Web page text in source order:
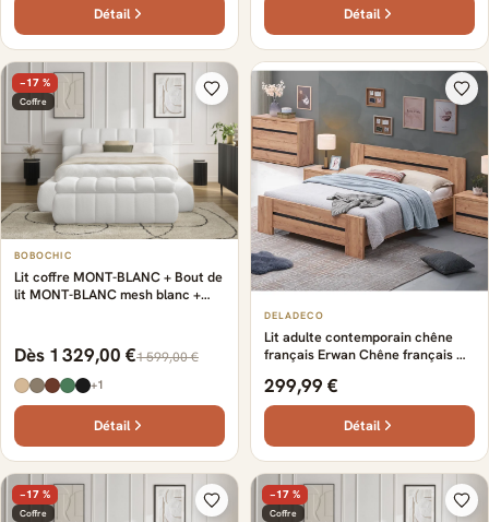
Détail Détail
−17 %
Coffre
BOBOCHIC
Lit coffre MONT-BLANC + Bout de
lit MONT-BLANC mesh blanc +
Dès 1 329,00 €1 599,00 €
+1
Détail
DELADECO
Lit adulte contemporain chêne
français Erwan Chêne français —
299,99 €
Détail
−17 %
Coffre
−17 %
Coffre